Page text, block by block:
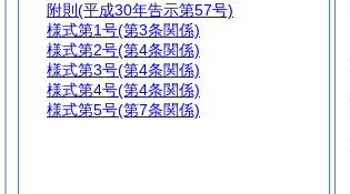
附則 (平成30年告示第57号)
様式第1号(第3条関係)
様式第2号(第4条関係)
様式第3号(第4条関係)
様式第4号(第4条関係)
様式第5号(第7条関係)